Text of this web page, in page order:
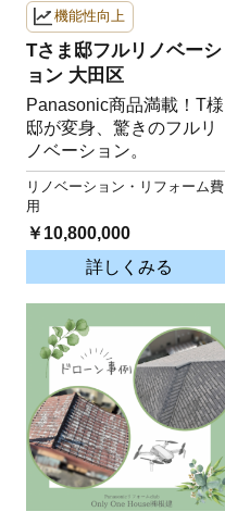
機能性向上
Tさま邸フルリノベーシ
ョン 大田区
Panasonic商品満載！T様
邸が変身、驚きのフルリ
ノベーション。
リノベーション・リフォーム費
用
￥10,800,000
詳しくみる